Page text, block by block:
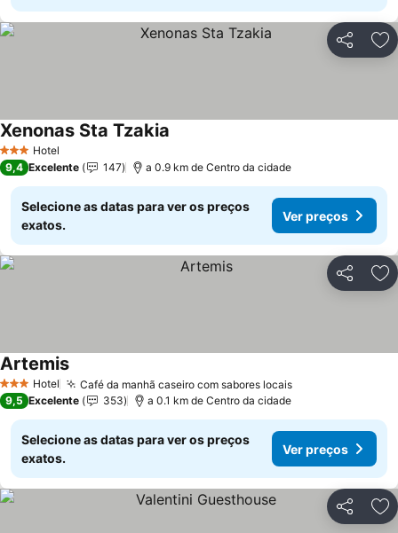
Partilhar
3 EstrelasHotel
Xenonas Sta Tzakia
9,4 Excelente 147 a 0.9 km de Centro da cidade
Selecione as datas para ver os preços
exatos.
Ver preços
Partilhar
3 EstrelasHotel Café da manhã caseiro com sabores locais
Artemis
9,5 Excelente 353 a 0.1 km de Centro da cidade
Selecione as datas para ver os preços
exatos.
Ver preços
Partilhar